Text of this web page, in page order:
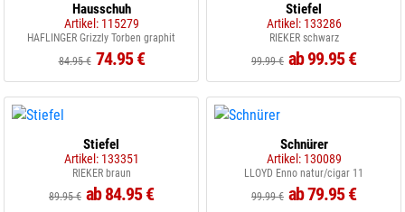
Hausschuh
Artikel: 115279
HAFLINGER Grizzly Torben graphit
84.95 € 74.95 €
Stiefel
Artikel: 133286
RIEKER schwarz
99.99 € ab 99.95 €
Stiefel
Artikel: 133351
RIEKER braun
89.95 € ab 84.95 €
Schnürer
Artikel: 130089
LLOYD Enno natur/cigar 11
99.99 € ab 79.95 €